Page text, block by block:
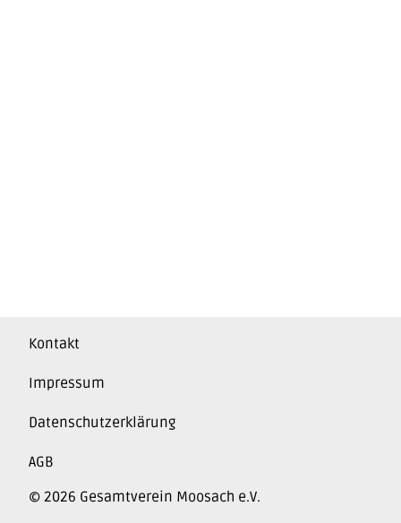
Kontakt
Impressum
Datenschutzerklärung
AGB
© 2026 Gesamtverein Moosach e.V.